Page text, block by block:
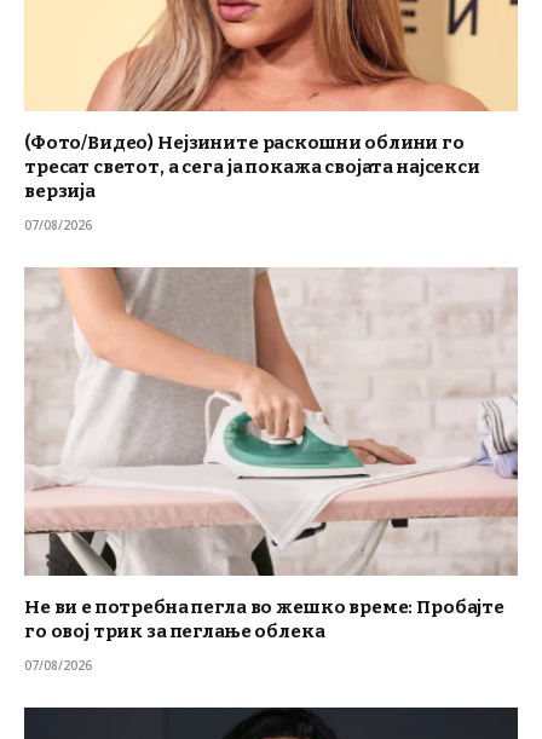
(Фото/Видео) Нејзините раскошни облини го
тресат светот, а сега ја покажа својата најсекси
верзија
07/08/2026
Не ви е потребна пегла во жешко време: Пробајте
го овој трик за пеглање облека
07/08/2026